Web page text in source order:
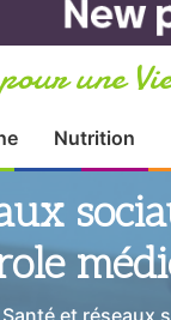
une
Nutrition